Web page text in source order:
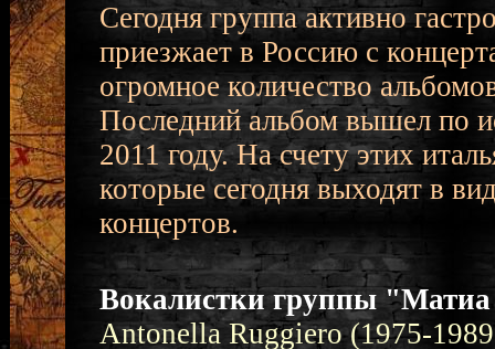
Сегодня группа активно
приезжает в Россию с
огромное количество
Последний альбом вышел по
2011 году. На счету этих
которые сегодня выходят в
концертов.
Вокалистки группы
Antonella Ruggiero (1975-1989